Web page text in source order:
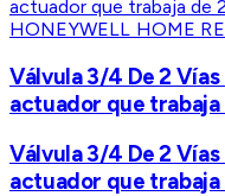
HONEYWELL HOME
Válvula 3/4 De 2 Vías
actuador que
Válvula 3/4 De 2 Vías
actuador que